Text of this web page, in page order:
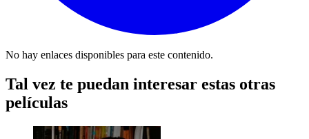
No hay enlaces disponibles para este contenido.
Tal vez te puedan interesar estas otras
películas